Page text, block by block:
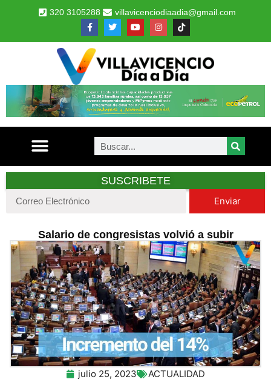
320 3105288 villavicenciodiaadia@gmail.com
SUSCRIBETE
Enviar
Salario de congresistas volvió a subir
julio 25, 2023 ACTUALIDAD